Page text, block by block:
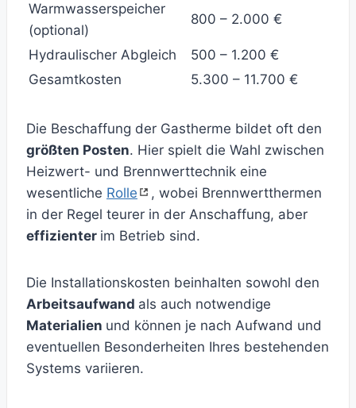
Warmwasserspeicher
(optional)
800 – 2.000 €
Hydraulischer Abgleich
500 – 1.200 €
Gesamtkosten
5.300 – 11.700 €
Die Beschaffung der Gastherme bildet oft den
größten Posten. Hier spielt die Wahl zwischen
Heizwert- und Brennwerttechnik eine
wesentliche Rolle
, wobei Brennwertthermen
in der Regel teurer in der Anschaffung, aber
effizienter im Betrieb sind.
Die Installationskosten beinhalten sowohl den
Arbeitsaufwand als auch notwendige
Materialien und können je nach Aufwand und
eventuellen Besonderheiten Ihres bestehenden
Systems variieren.